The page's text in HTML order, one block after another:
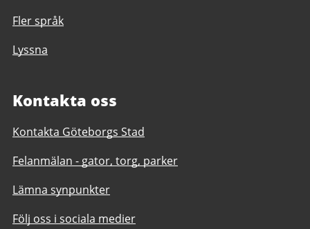
Fler språk
Lyssna
Kontakta oss
Kontakta Göteborgs Stad
Felanmälan - gator, torg, parker
Lämna synpunkter
Följ oss i sociala medier